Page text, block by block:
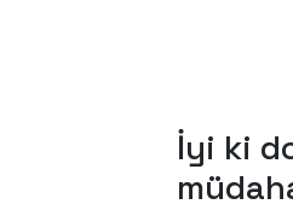
İyi ki